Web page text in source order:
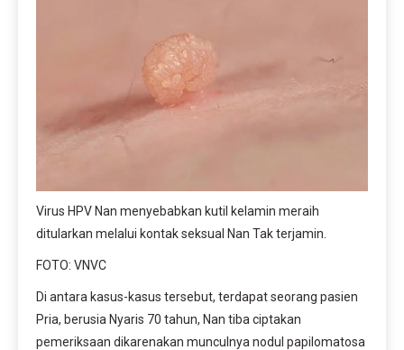
Virus HPV Nan menyebabkan kutil kelamin meraih
ditularkan melalui kontak seksual Nan Tak terjamin.
FOTO: VNVC
Di antara kasus-kasus tersebut, terdapat seorang pasien
Pria, berusia Nyaris 70 tahun, Nan tiba ciptakan
pemeriksaan dikarenakan munculnya nodul papilomatosa